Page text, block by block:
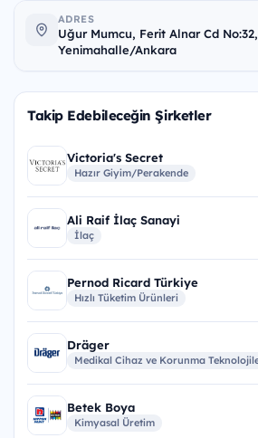
ADRES
Uğur Mumcu, Ferit Alnar Cd
Yenimahalle/Ankara
Takip Edebileceğin Şirketler
Victoria's Secret
Hazır Giyim/Perakende
Ali Raif İlaç Sanayi
İlaç
Pernod Ricard Türkiye
Hızlı Tüketim Ürünleri
Dräger
Medikal Cihaz ve Korunma
Betek Boya
Kimyasal Üretim